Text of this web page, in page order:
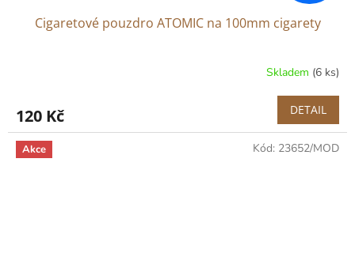
Cigaretové pouzdro ATOMIC na 100mm cigarety
Skladem (6 ks)
120 Kč DETAIL
Akce Kód: 23652/MOD